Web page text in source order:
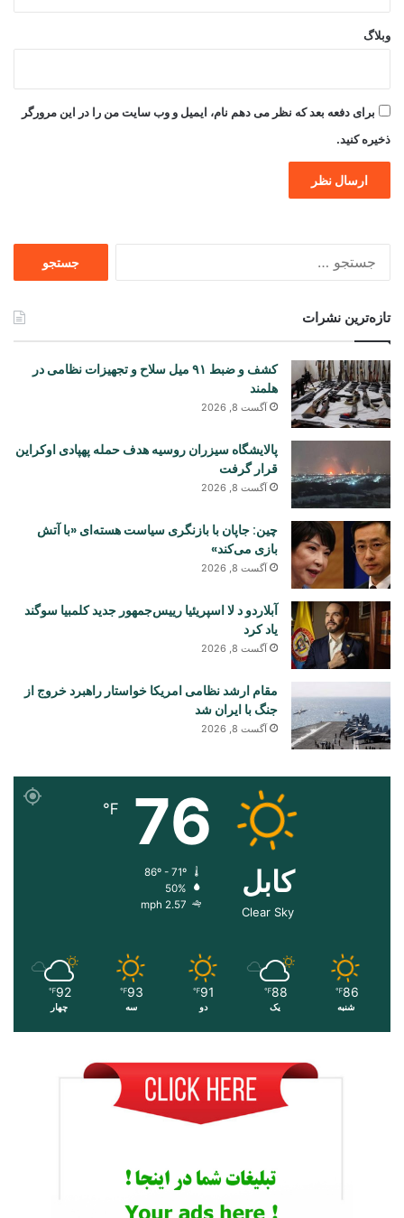
وبلاگ
برای دفعه بعد که نظر می دهم نام، ایمیل و وب سایت من را در این مرورگر
ذخیره کنید.
تازه‌ترین نشرات
کشف و ضبط ۹۱ میل سلاح و تجهیزات نظامی در
هلمند
آگست 8, 2026
پالایشگاه سیزران روسیه هدف حمله پهپادی اوکراین
قرار گرفت
آگست 8, 2026
چین: جاپان با بازنگری سیاست هسته‌ای «با آتش
بازی می‌کند»
آگست 8, 2026
آبلاردو د لا اسپریئیا رییس‌جمهور جدید کلمبیا سوگند
یاد کرد
آگست 8, 2026
مقام ارشد نظامی امریکا خواستار راهبرد خروج از
جنگ با ایران شد
آگست 8, 2026
کابل
Clear Sky
76
℉
50%
2.57 mph
86
℉
شنبه
88
℉
یک
91
℉
دو
93
℉
سه
92
℉
چهار